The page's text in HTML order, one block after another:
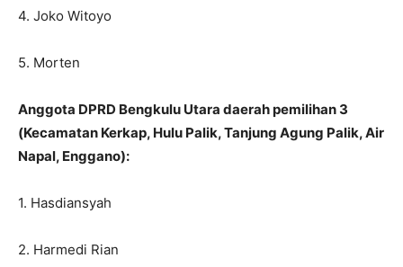
4. Joko Witoyo
5. Morten
Anggota DPRD Bengkulu Utara daerah pemilihan 3
(Kecamatan Kerkap, Hulu Palik, Tanjung Agung Palik, Air
Napal, Enggano):
1. Hasdiansyah
2. Harmedi Rian